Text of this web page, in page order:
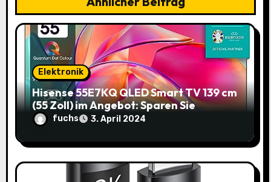
t
o
n
Elektronik
Hisense 55E7KQ QLED Smart TV 139 cm
(55 Zoll) im Angebot: Sparen Sie
145,85€!
fuchs 3. April 2024